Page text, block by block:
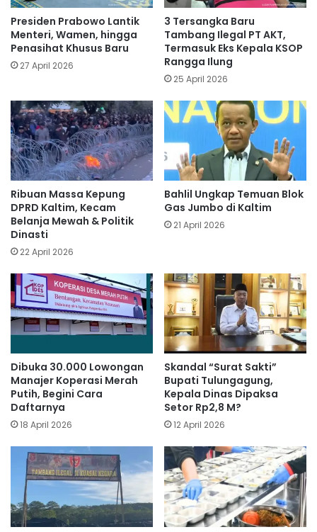
Presiden Prabowo Lantik
Menteri, Wamen, hingga
Penasihat Khusus Baru
27 April 2026
3 Tersangka Baru
Tambang Ilegal PT AKT,
Termasuk Eks Kepala KSOP
Rangga Ilung
25 April 2026
Ribuan Massa Kepung
DPRD Kaltim, Kecam
Belanja Mewah & Politik
Dinasti
22 April 2026
Bahlil Ungkap Temuan Blok
Gas Jumbo di Kaltim
21 April 2026
Dibuka 30.000 Lowongan
Manajer Koperasi Merah
Putih, Begini Cara
Daftarnya
18 April 2026
Skandal “Surat Sakti”
Bupati Tulungagung,
Kepala Dinas Dipaksa
Setor Rp2,8 M?
12 April 2026